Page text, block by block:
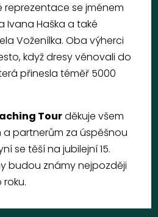
se jménem
Ivana Haška a také
Voženílka. Oba výherci
když dresy věnovali do
přinesla téměř 5000
Tourděkuje všem
a partnerům za úspěšnou
se těší na jubilejní 15.
budou známy nejpozději